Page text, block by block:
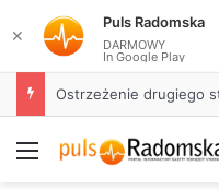
Menu
✕
Puls Radomska
DARMOWY
In Google Play